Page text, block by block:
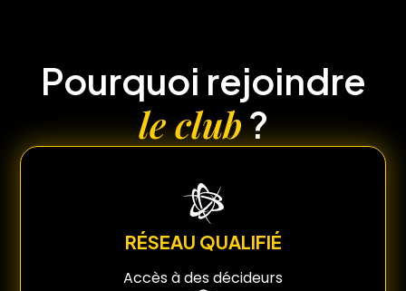
Pourquoi rejoindre
le club?
RÉSEAU QUALIFIÉ
Accès à des décideurs